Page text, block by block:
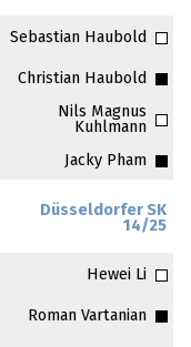
Sebastian Haubold
Christian Haubold
Nils Magnus
Kuhlmann
Jacky Pham
Düsseldorfer SK
14/25
Hewei Li
Roman Vartanian